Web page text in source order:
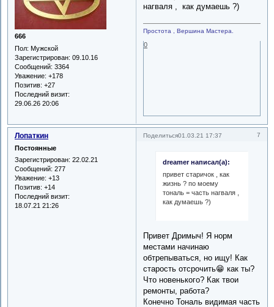
666
Пол: Мужской
Зарегистрирован: 09.10.16
Сообщений: 3364
Уважение: +178
Позитив: +27
Последний визит:
29.06.26 20:06
нагваля , как думаешь ?)
Простота , Вершина Мастера.
0
Поделиться 7
01.03.21 17:37
Лопаткин
Постоянные
Зарегистрирован: 22.02.21
Сообщений: 277
Уважение: +13
Позитив: +14
Последний визит:
18.07.21 21:26
dreamer написал(а):
привет старичок , как
жизнь ? по моему
тональ = часть нагваля ,
как думаешь ?)
Привет Дримыч! Я норм
местами начинаю
обтрепываться, но ищу! Как
старость отсрочить😁 как ты?
Что новенького? Как твои
ремонты, работа?
Конечно Тональ видимая часть